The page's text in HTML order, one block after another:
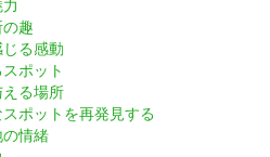
趣
る感動
ポット
る場所
ポットを再発見する
情緒